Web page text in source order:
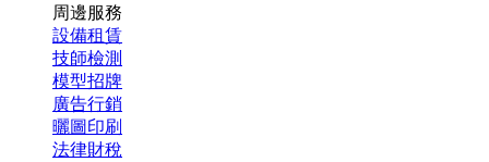
周邊服務
設備租賃
技師檢測
模型招牌
廣告行銷
曬圖印刷
法律財稅